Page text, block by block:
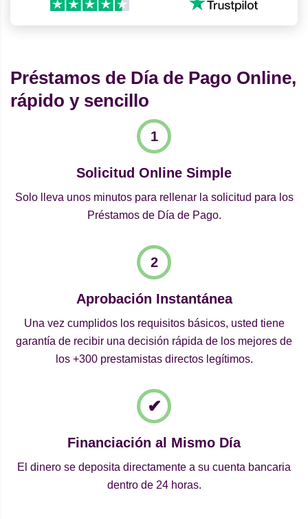
Préstamos de Día de Pago Online,
rápido y sencillo
Solicitud Online Simple
Solo lleva unos minutos para rellenar la solicitud para los
Préstamos de Día de Pago.
Aprobación Instantánea
Una vez cumplidos los requisitos básicos, usted tiene
garantía de recibir una decisión rápida de los mejores de
los +300 prestamistas directos legítimos.
Financiación al Mismo Día
El dinero se deposita directamente a su cuenta bancaria
dentro de 24 horas.